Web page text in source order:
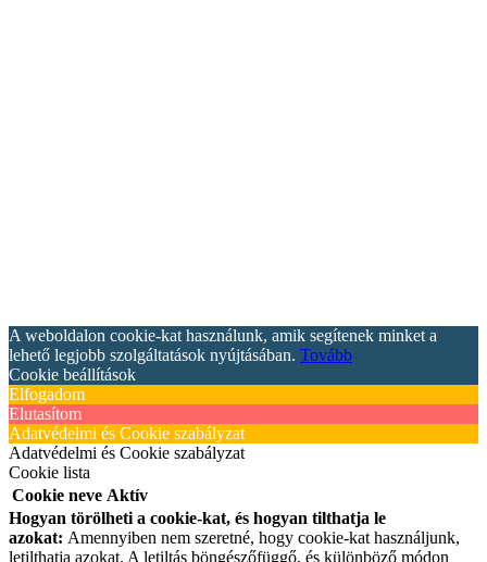
A weboldalon cookie-kat használunk, amik segítenek minket a
lehető legjobb szolgáltatások nyújtásában. Tovább
Cookie beállítások
Elfogadom
Elutasítom
Adatvédelmi és Cookie szabályzat
Adatvédelmi és Cookie szabályzat
Cookie lista
Cookie neve Aktív
Hogyan törölheti a cookie-kat, és hogyan tilthatja le
azokat: Amennyiben nem szeretné, hogy cookie-kat használjunk,
letilthatja azokat. A letiltás böngészőfüggő, és különböző módon